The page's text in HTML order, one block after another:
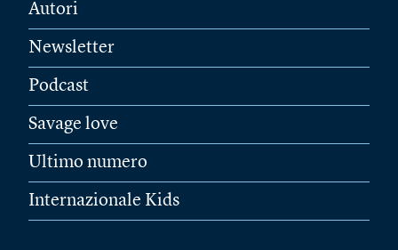
Autori
Newsletter
Podcast
Savage love
Ultimo numero
Internazionale Kids